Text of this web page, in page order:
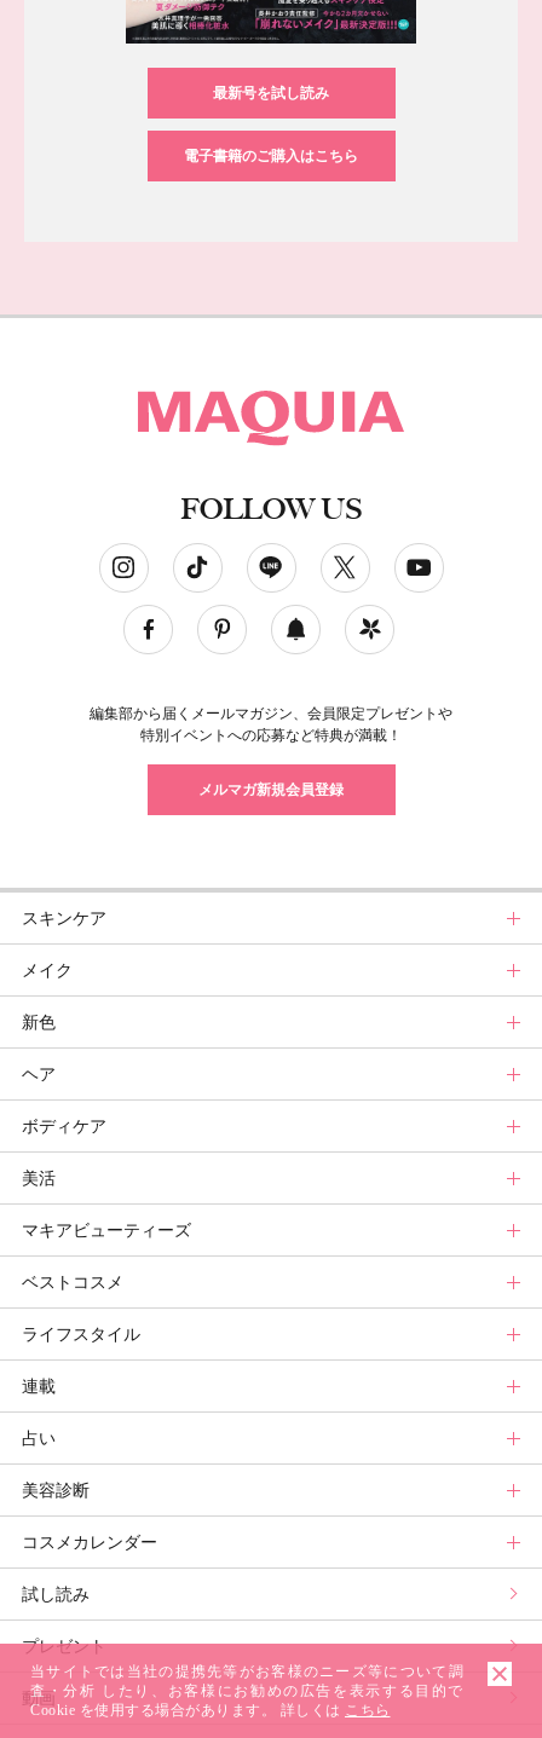
最新号を試し読み
電子書籍のご購入はこちら
FOLLOW US
編集部から届くメールマガジン、会員限定プレゼントや
特別イベントへの応募など特典が満載！
メルマガ新規会員登録
スキンケア
スキンケアトップ
ニュース
スキンケアまとめ
スキンケア診断
メイク
メイクトップ
ニュース
メイクまとめ
ベースメイクカタログ
メイク診断
新色
新色トップ
クリスマスコフレ
秋新色
新色コスメスウォッチ
ビューティ速報
ヘア
ヘアトップ
ニュース
ヘアカタログ
ヘアまとめ
ヘア診断
ボディケア
ボディケアトップ
ニュース
ボディケアまとめ
ボディケア診断
美活
美活トップ
美活グランプリ
ヘルスケア・ダイエット
マキアビューティーズ
マキアビューティーズトップ
TOPビューティーズ一覧
ビューティーズ一覧
記事ランキング
メンバーランキング
ベストコスメ
ベストコスメトップ
ベストコスメ
読者ベスコス
プチプラコスメグランプリ
ブライトニング・UVグランプリ
プリュスベスコス
ライフスタイル
ライフスタイルトップ
ニュース
ライフスタイルまとめ
ライフスタイル診断
連載
連載トップ
マキアエディターズのオッス！推しコス
小林ひろ美のキレイはかけ算
小田ユイコのマニアックビューティREPORT
野毛まゆりの実況野毛Channel
星谷菜々の美に効くスイーツ
占い
占いトップ
Keikoの月星座占い
三島キアリーの12星座別 恋愛運&美容運
動物キャラナビ占い
ムーン・リーの運を呼び寄せる香り
美容診断
美容診断トップ
パーソナルカラー診断
顔タイプ髪型診断
コスメカレンダー
コスメカレンダートップ
検索
試し読み
プレゼント
動画
当サイトでは当社の提携先等がお客様のニーズ等について調
査・分析 したり、お客様にお勧めの広告を表示する目的で
Cookie を使用する場合があります。 詳しくは こちら